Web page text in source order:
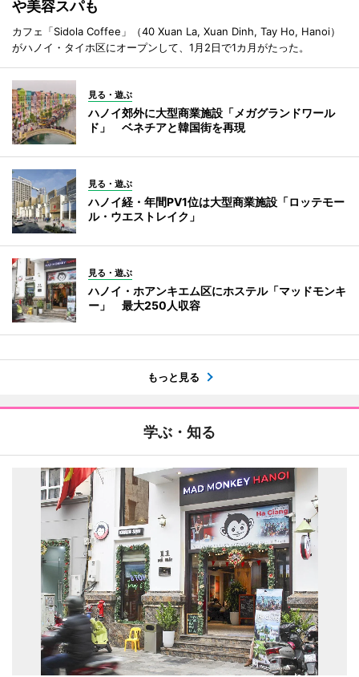
や美容スパも
カフェ「Sidola Coffee」（40 Xuan La, Xuan Dinh, Tay Ho, Hanoi）
がハノイ・タイホ区にオープンして、1月2日で1カ月がたった。
見る・遊ぶ
ハノイ郊外に大型商業施設「メガグランドワール
ド」 ベネチアと韓国街を再現
見る・遊ぶ
ハノイ経・年間PV1位は大型商業施設「ロッテモー
ル・ウエストレイク」
見る・遊ぶ
ハノイ・ホアンキエム区にホステル「マッドモンキ
ー」 最大250人収容
もっと見る
学ぶ・知る